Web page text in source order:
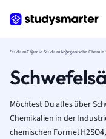
StudiumChemie Studium
Möchtest Du alles über
Chemikalien in der
chemischen Formel